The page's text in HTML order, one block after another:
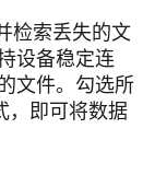
检索丢失的文
设备稳定连
文件。勾选所
，即可将数据